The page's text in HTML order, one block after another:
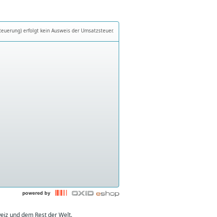
erfolgt kein Ausweis der Umsatzsteuer.
und dem Rest der Welt.